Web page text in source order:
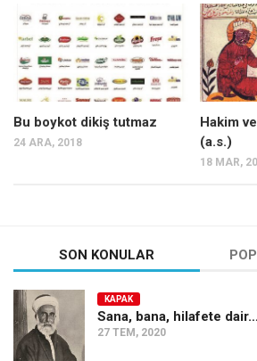
Bu boykot dikiş tutmaz
24 ARA, 2018
Hakim
(a.s.)
18 MAR,
SON KONULAR
KAPAK
Sana, bana, hilafete dair…
27 TEM, 2020